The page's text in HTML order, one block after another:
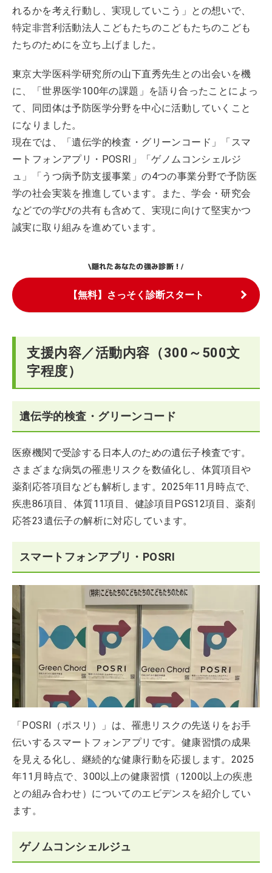
れるかを考え行動し、実現していこう」との想いで、
特定非営利活動法人こどもたちのこどもたちのこども
たちのためにを立ち上げました。
東京大学医科学研究所の山下直秀先生との出会いを機
に、「世界医学100年の課題」を語り合ったことによっ
て、同団体は予防医学分野を中心に活動していくこと
になりました。
現在では、「遺伝学的検査・グリーンコード」「スマ
ートフォンアプリ・POSRI」「ゲノムコンシェルジ
ュ」「うつ病予防支援事業」の4つの事業分野で予防医
学の社会実装を推進しています。また、学会・研究会
などでの学びの共有も含めて、実現に向けて堅実かつ
誠実に取り組みを進めています。
\隠れたあなたの強み診断！/
【無料】さっそく診断スタート
支援内容／活動内容（300～500文
字程度）
遺伝学的検査・グリーンコード
医療機関で受診する日本人のための遺伝子検査です。
さまざまな病気の罹患リスクを数値化し、体質項目や
薬剤応答項目なども解析します。2025年11月時点で、
疾患86項目、体質11項目、健診項目PGS12項目、薬剤
応答23遺伝子の解析に対応しています。
スマートフォンアプリ・POSRI
「POSRI（ポスリ）」は、罹患リスクの先送りをお手
伝いするスマートフォンアプリです。健康習慣の成果
を見える化し、継続的な健康行動を応援します。2025
年11月時点で、300以上の健康習慣（1200以上の疾患
との組み合わせ）についてのエビデンスを紹介してい
ます。
ゲノムコンシェルジュ